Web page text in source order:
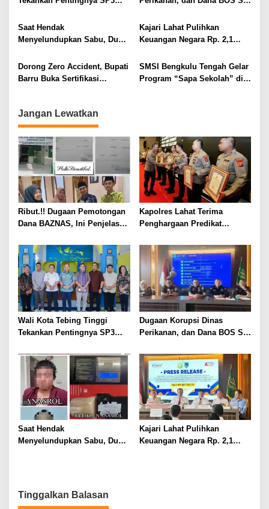
Terus Dipertajam Kajari Lahat
Saat Hendak
Menyelundupkan Sabu, Dua
Kajari Lahat Pulihkan
Keuangan Negara Rp. 2,1
Dorong Zero Accident, Bupati
Barru Buka Sertifikasi
SMSI Bengkulu Tengah Gelar
Program “Sapa Sekolah” di
Jangan Lewatkan
Ribut.!! Dugaan Pemotongan
Dana BAZNAS, Ini Penjelasan
Kapolres Lahat Terima
Penghargaan Predikat
Sumsel Tahun 2026
Wali Kota Tebing Tinggi
Tekankan Pentingnya SP3
Dugaan Korupsi Dinas
Perikanan, dan Dana BOS SD
Terus Dipertajam Kajari Lahat
Saat Hendak
Menyelundupkan Sabu, Dua
Kajari Lahat Pulihkan
Keuangan Negara Rp. 2,1
Tinggalkan Balasan